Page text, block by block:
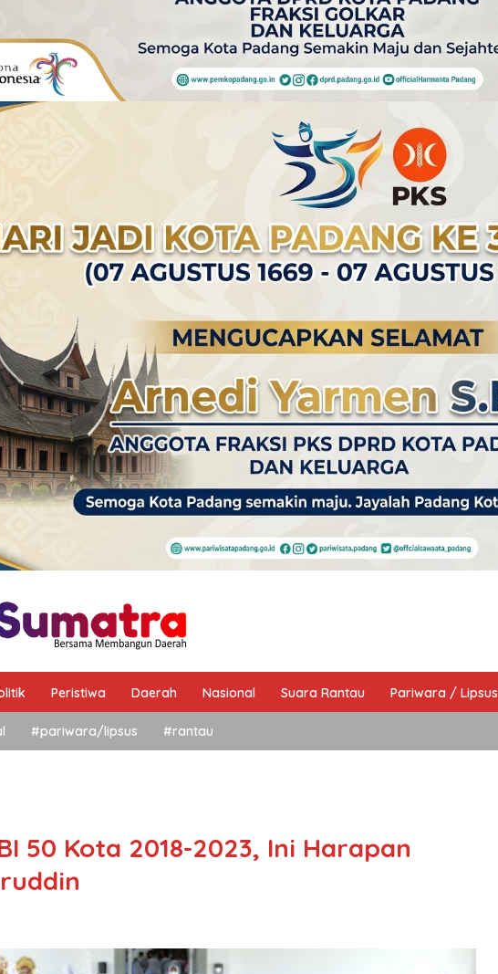
Peristiwa Daerah Nasional Suara Rantau Pariwara / Lipsus
#pariwara/lipsus #rantau
50 Kota 2018-2023, Ini Harapan